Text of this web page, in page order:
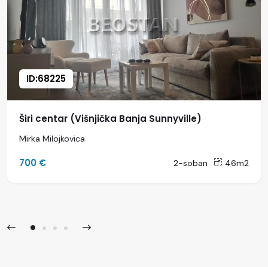
ID:68225
Širi centar (Višnjička Banja Sunnyville)
Mirka Milojkovica
700 € 2-soban 46m2